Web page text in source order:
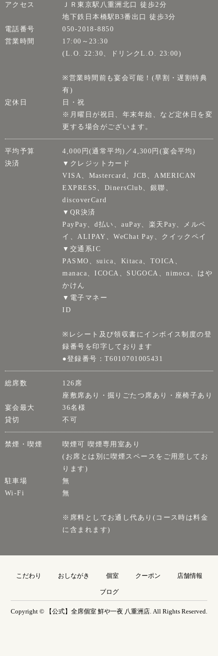
アクセス
ＪＲ東京駅八重洲北口 徒歩2分
地下鉄日本橋駅B3番出口 徒歩3分
電話番号
050-2018-8850
営業時間
17:00～23:30
(L.O. 22:30、ドリンクL.O. 23:00)
※営業時間前も宴会可能！(早割・遅割特典
有)
定休日
日・祝
※月曜日が祝日、年末年始、など定休日を変
更する場合がございます。
平均予算
4,000円(通常平均)／4,300円(宴会平均)
決済
▼クレジットカード
VISA、Mastercard、JCB、AMERICAN
EXPRESS、DinersClub、銀聯、
discoverCard
▼QR決済
PayPay、d払い、auPay、楽天Pay、メルペ
イ、ALIPAY、WeChat Pay、クイックペイ
▼交通系IC
PASMO、suica、Kitaca、TOICA、
manaca、ICOCA、SUGOCA、nimoca、はや
かけん
▼電子マネー
ID
※レシート及び領収書にインボイス制度の登
録番号を印字しております
●登録番号：T6010701005431
総席数
126席
座敷席あり・掘りごたつ席あり・座椅子あり
宴会最大
36名様
貸切
不可
禁煙・喫煙
喫煙可 喫煙専用室あり
(お席とは別に喫煙スペースをご用意してお
ります)
駐車場
無
Wi-Fi
無
※席料としてお通し代あり(コース時は料金
に含まれます)
こだわり おしながき 個室 クーポン 店舗情報
ブログ
Copyright © 【公式】全席個室 鮮や一夜 八重洲店. All Rights Reserved.